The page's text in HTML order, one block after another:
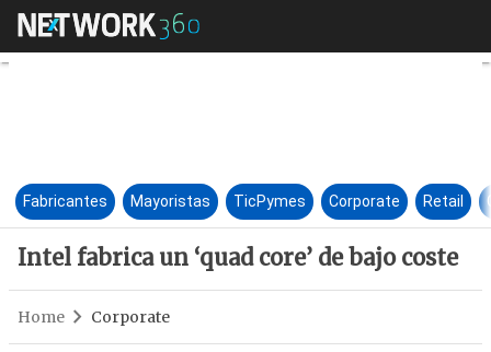
Intel fabrica un ‘quad core’
Fabricantes Mayoristas TicPymes Corporate Retail
Intel fabrica un ‘quad core’ de bajo coste
Home Corporate